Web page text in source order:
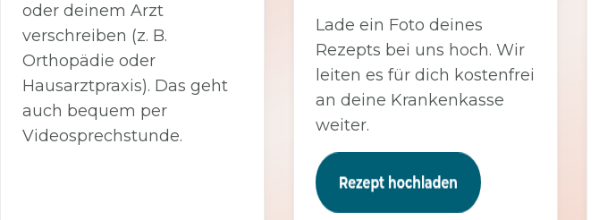
oder deinem Arzt
verschreiben (z. B.
Orthopädie oder
Hausarztpraxis). Das geht
auch bequem per
Videosprechstunde.
Lade ein Foto deines
Rezepts bei uns hoch. Wir
leiten es für dich kostenfrei
an deine Krankenkasse
weiter.